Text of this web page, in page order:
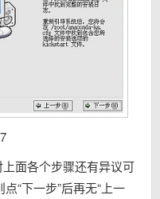
面各个步骤还有异议可
“下一步”后再无“上一